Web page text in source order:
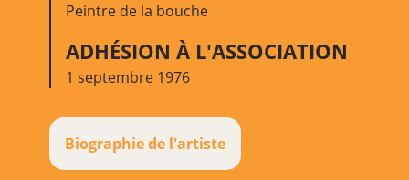
Peintre de la bouche
ADHÉSION À L'ASSOCIATION
1 septembre 1976
Biographie de l'artiste